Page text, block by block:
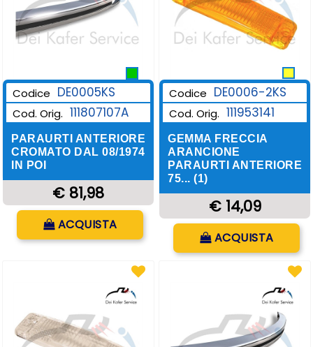
Codice DE0005KS
Cod. Orig. 111807107A
PARAURTI ANTERIORE
CROMATO DAL 08/1974
IN POI
€ 81,98
ACQUISTA
Codice DE0006-2KS
Cod. Orig. 111953141
GEMMA FRECCIA
ARANCIONE
PARAURTI ANTERIORE
75... (1)
€ 14,09
ACQUISTA